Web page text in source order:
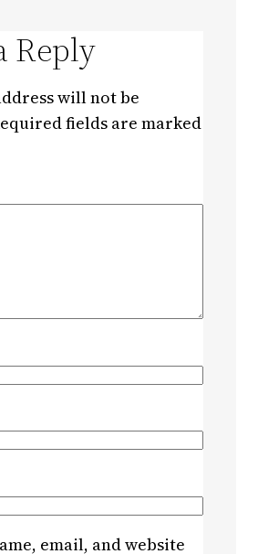
Reply
will not be
fields are marked
email, and website